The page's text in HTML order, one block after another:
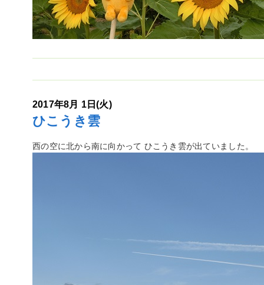
2017年8月 1日(火)
ひこうき雲
西の空に北から南に向かって ひこうき雲が出ていました。